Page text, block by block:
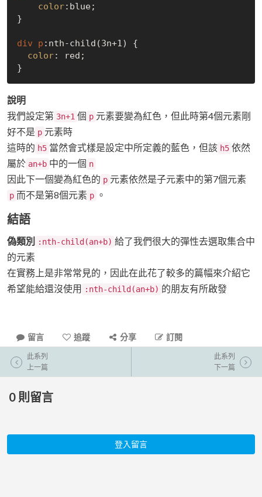
color:blue;
}
div p :nth-child(3n+1)
{
color: red;
說明
我們設定第 3n+1 個 p 元素要變為紅色，但此時第4個元素剛
好不是 p 元素時
這時的 h5 當然會式樣是設定中所定義的藍色，但該 h5 依然
屬於 an+b 中的一個 n
因此下一個變為紅色的 p 元素依然是子元素中的第7個元素
p 而不是第8個元素 p 。
結語
偽類別 :nth-child(an+b) 給了我們很大的彈性去選取集合中
的元素
在實務上是非常常見的，因此在此花了較多的篇幅來介紹它
希望能給還沒使用
:nth-child(an+b) 的朋友有所啟發
留言 追蹤 分享 訂閱
此系列
上一篇
此系列
下一篇
0 則留言
登入留言